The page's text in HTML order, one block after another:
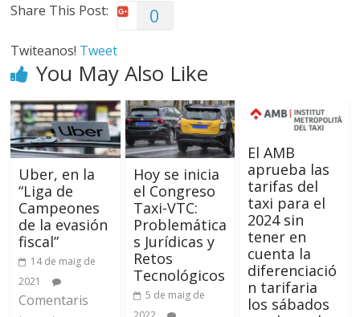
Share This Post: 0
Twiteanos! Tweet
You May Also Like
Uber, en la
“Liga de
Campeones
de la evasión
fiscal”
14 de maig de
2021
Comentaris
Hoy se inicia
el Congreso
Taxi-VTC:
Problemática
s Jurídicas y
Retos
Tecnológicos
5 de maig de
El AMB
aprueba las
tarifas del
taxi para el
2024 sin
tener en
cuenta la
diferenciació
n tarifaria
los sábados